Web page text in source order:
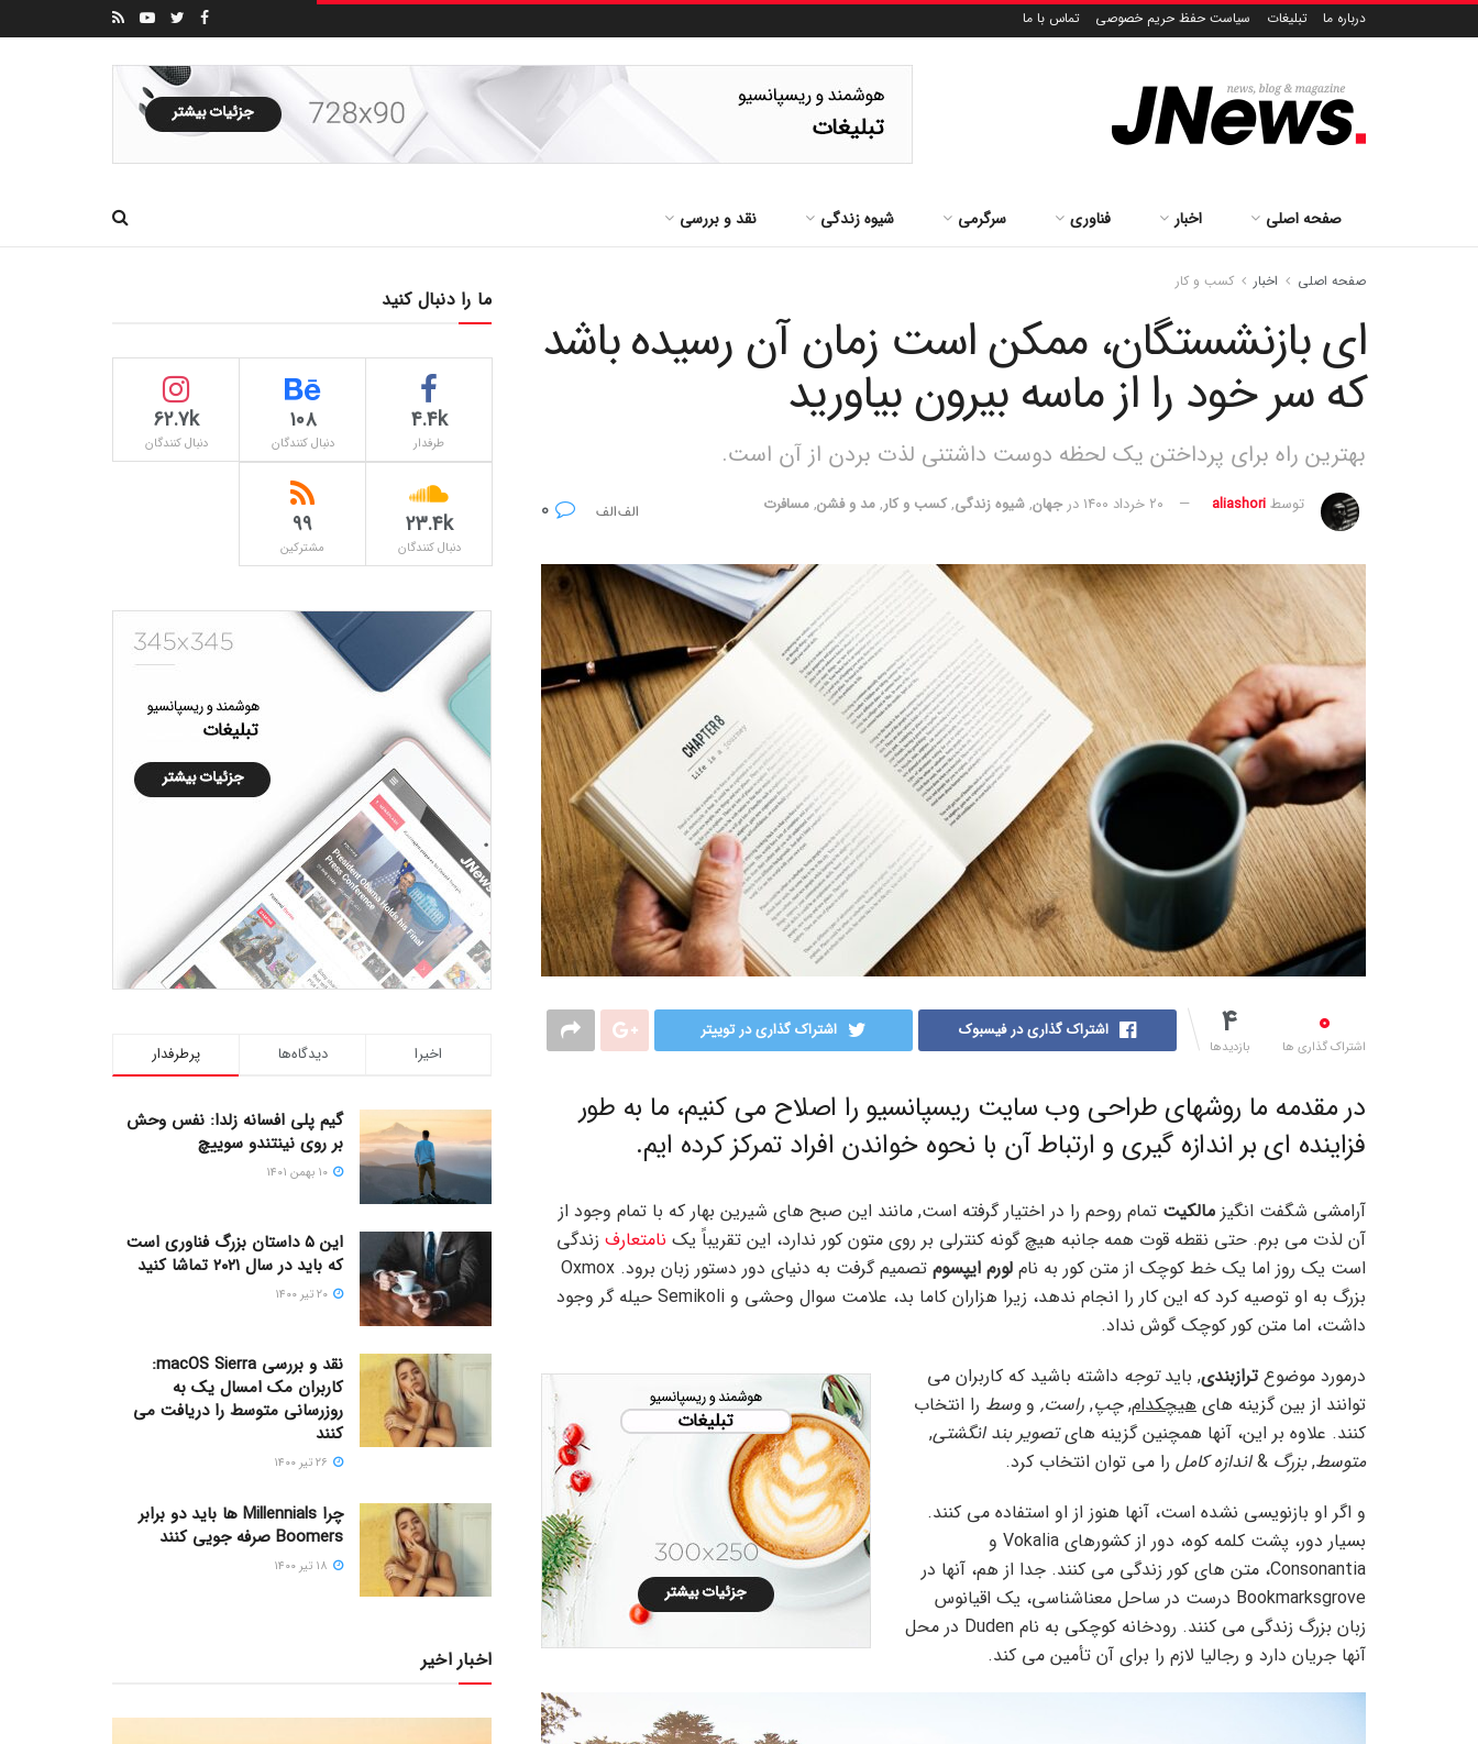
درباره ما تبلیغات سیاست حفظ حریم خصوصی تماس با ما
صفحه اصلی اخبار فناوری سرگرمی شیوه زندگی نقد و بررسی
صفحه اصلی اخبار کسب و کار
ای بازنشستگان، ممکن است زمان آن رسیده باشد
که سر خود را از ماسه بیرون بیاورید
بهترین راه برای پرداختن یک لحظه دوست داشتنی لذت بردن از آن است.
توسطaliashori ۲۰ خرداد ۱۴۰۰ در جهان,شیوه زندگی,کسب و کار,مد و فشن,مسافرت
۰
اشتراک گذاری ها
۴
بازدیدها
اشتراک گذاری در فیسبوک اشتراک گذاری در توییتر
در مقدمه ما روشهای طراحی وب سایت ریسپانسیو را اصلاح می کنیم، ما به طور
فزاینده ای بر اندازه گیری و ارتباط آن با نحوه خواندن افراد تمرکز کرده ایم.
آرامشی شگفت انگیز مالکیت تمام روحم را در اختیار گرفته است, مانند این صبح های شیرین بهار که با تمام وجود از
آن لذت می برم. حتی نقطه قوت همه جانبه هیچ گونه کنترلی بر روی متون کور ندارد، این تقریباً یک نامتعارف زندگی
است یک روز اما یک خط کوچک از متن کور به نام لورم ایپسوم
تصمیم گرفت به دنیای دور دستور زبان برود. Oxmox
بزرگ به او توصیه کرد که این کار را انجام ندهد، زیرا هزاران کاما بد، علامت سوال وحشی و Semikoli حیله گر وجود
داشت، اما متن کور کوچک گوش نداد.
درمورد موضوعترازبندی, بایدتوجه داشته باشید که کاربران می
توانند از بین گزینه های هیچکدام,چپ, راست, ووسط را انتخاب
کنند. علاوه بر این، آنها همچنین گزینه هایتصویر بند انگشتی,
متوسط,بزرگ &اندازه کامل را می توان انتخاب کرد.
و اگر او بازنویسی نشده است، آنها هنوز از او استفاده می کنند.
بسیار دور، پشت کلمه کوه، دور از کشورهای Vokalia و
Consonantia، متن های کور زندگی می کنند. جدا از هم، آنها در
Bookmarksgrove درست در ساحل معناشناسی، یک اقیانوس
زبان بزرگ زندگی می کنند. رودخانه کوچکی به نام Duden در محل
آنها جریان دارد و رجالیا لازم را برای آن تأمین می کند.
ما را دنبال کنید
4.4k
طرفدار
۱۰۸
دنبال کنندگان
62.7k
دنبال کنندگان
23.4k
دنبال کنندگان
۹۹
مشترکین
پرطرفدار دیدگاه‌ها اخیرا
گیم پلی افسانه زلدا: نفس وحش
بر روی نینتندو سوییچ
این ۵ داستان بزرگ فناوری است
که باید در سال ۲۰۲۱ تماشا کنید
نقد و بررسی macOS Sierra:
کاربران مک امسال یک به
روزرسانی متوسط را دریافت می
کنند
چرا Millennials ها باید دو برابر
Boomers صرفه جویی کنند
اخبار اخیر